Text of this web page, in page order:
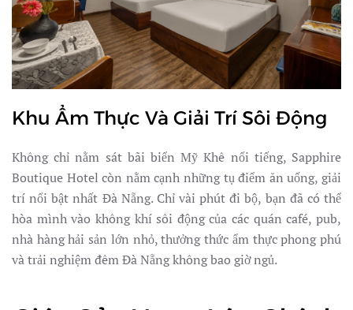
Khu Ẩm Thực Và Giải Trí Sôi Động
Không chỉ nằm sát bãi biển Mỹ Khê nổi tiếng, Sapphire
Boutique Hotel còn nằm cạnh những tụ điểm ăn uống, giải
trí nổi bật nhất Đà Nẵng. Chỉ vài phút đi bộ, bạn đã có thể
hòa mình vào không khí sôi động của các quán café, pub,
nhà hàng hải sản lớn nhỏ, thưởng thức ẩm thực phong phú
và trải nghiệm đêm Đà Nẵng không bao giờ ngủ.